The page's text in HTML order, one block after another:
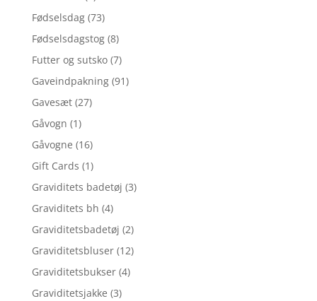
Fødselsdag (73)
Fødselsdagstog (8)
Futter og sutsko (7)
Gaveindpakning (91)
Gavesæt (27)
Gåvogn (1)
Gåvogne (16)
Gift Cards (1)
Graviditets badetøj (3)
Graviditets bh (4)
Graviditetsbadetøj (2)
Graviditetsbluser (12)
Graviditetsbukser (4)
Graviditetsjakke (3)